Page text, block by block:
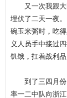
又一次我跟大
埋伏了二天一夜
碗玉米粥时，吃
义人员手中接过
饥饿，扛着战利品
到了三四月份
率一二中队向浙